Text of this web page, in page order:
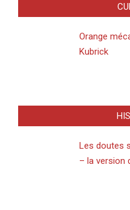
Orange
Kubrick
Les doutes
– la version